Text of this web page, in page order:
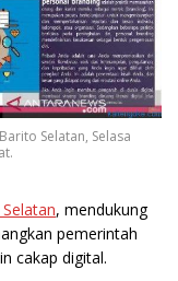
Selatan, Selasa
, mendukung
pemerintah
cakap digital.